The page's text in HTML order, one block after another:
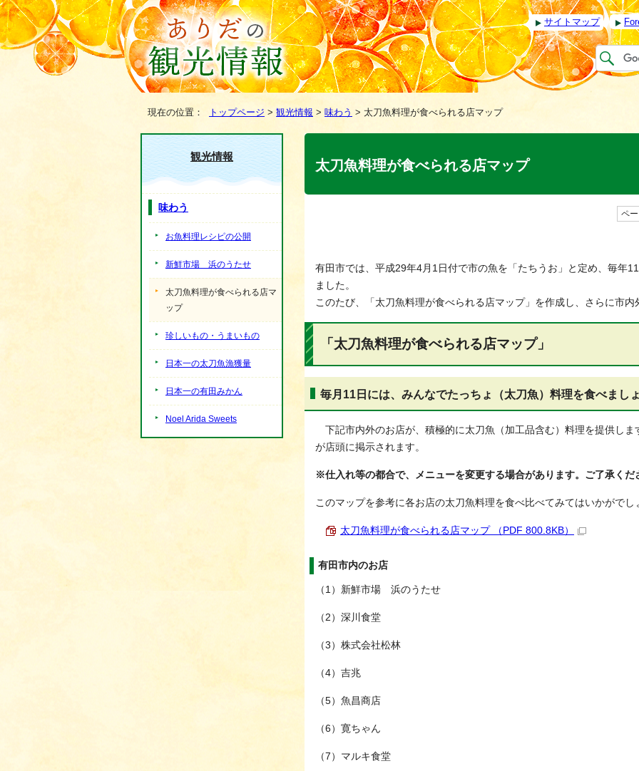
サイトマップ
現在の位置： トップページ > 観光情報 > 味わう > 太刀魚料理が食べられる店マップ
太刀魚料理が食べられる店マップ
ペ
有田市では、平成29年4月1日付で市の魚を「たちうお」と定め、毎年
ました。
このたび、「太刀魚料理が食べられる店マップ」を作成し、さらに市
「太刀魚料理が食べられる店マップ」
毎月11日には、みんなでたっちょ（太刀魚）料理を食べまし
下記市内外のお店が、積極的に太刀魚（加工品含む）料理を提供しま
が店頭に掲示されます。
※仕入れ等の都合で、メニューを変更する場合があります。ご了承くだ
このマップを参考に各お店の太刀魚料理を食べ比べてみてはいかがでし
太刀魚料理が食べられる店マップ （PDF 800.8KB）
有田市内のお店
（1）新鮮市場 浜のうたせ
（2）深川食堂
（3）株式会社松林
（4）吉兆
（5）魚昌商店
（6）寛ちゃん
（7）マルキ食堂
観光情報
味わう
お魚料理レシピの公開
新鮮市場 浜のうたせ
太刀魚料理が食べられる店マ
ップ
珍しいもの・うまいもの
日本一の太刀魚漁獲量
日本一の有田みかん
Noel Arida Sweets